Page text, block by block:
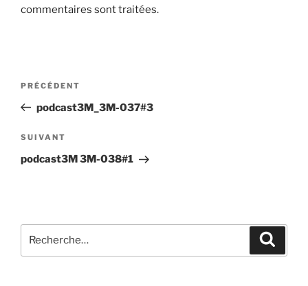
commentaires sont traitées.
Navigation
l’article
Article
précédent
PRÉCÉDENT
podcast3M_3M-037#3
Article
suivant
SUIVANT
podcast3M 3M-038#1
pour